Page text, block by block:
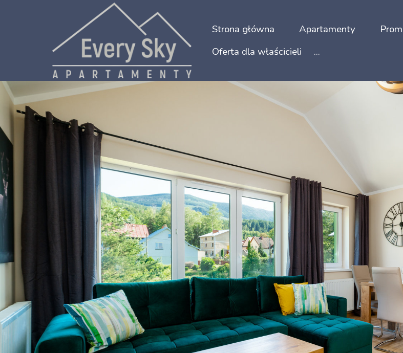
Strona główna Apartamenty
Oferta dla właścicieli
...